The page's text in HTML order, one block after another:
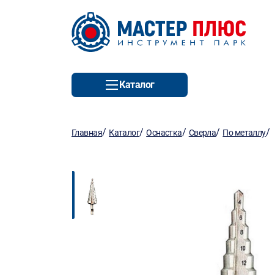
Каталог
Главная/ Каталог/Оснастка/ Сверла/ По металлу/